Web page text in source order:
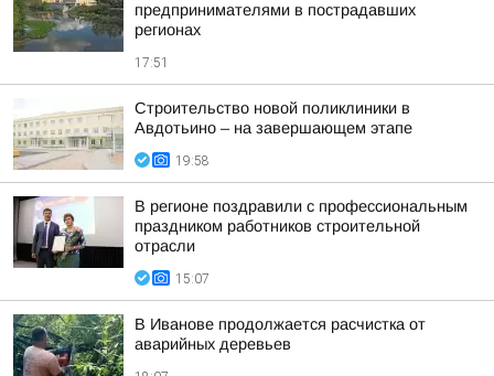
предпринимателями в пострадавших
регионах
17:51
Строительство новой поликлиники в
Авдотьино – на завершающем этапе
19:58
В регионе поздравили с профессиональным
праздником работников строительной
отрасли
15:07
В Иванове продолжается расчистка от
аварийных деревьев